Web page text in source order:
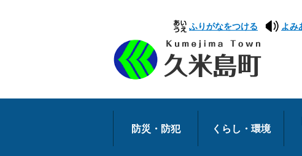
本
文
へ
移
動
ふりがなをつける よみ
防災・防犯 くらし・環境